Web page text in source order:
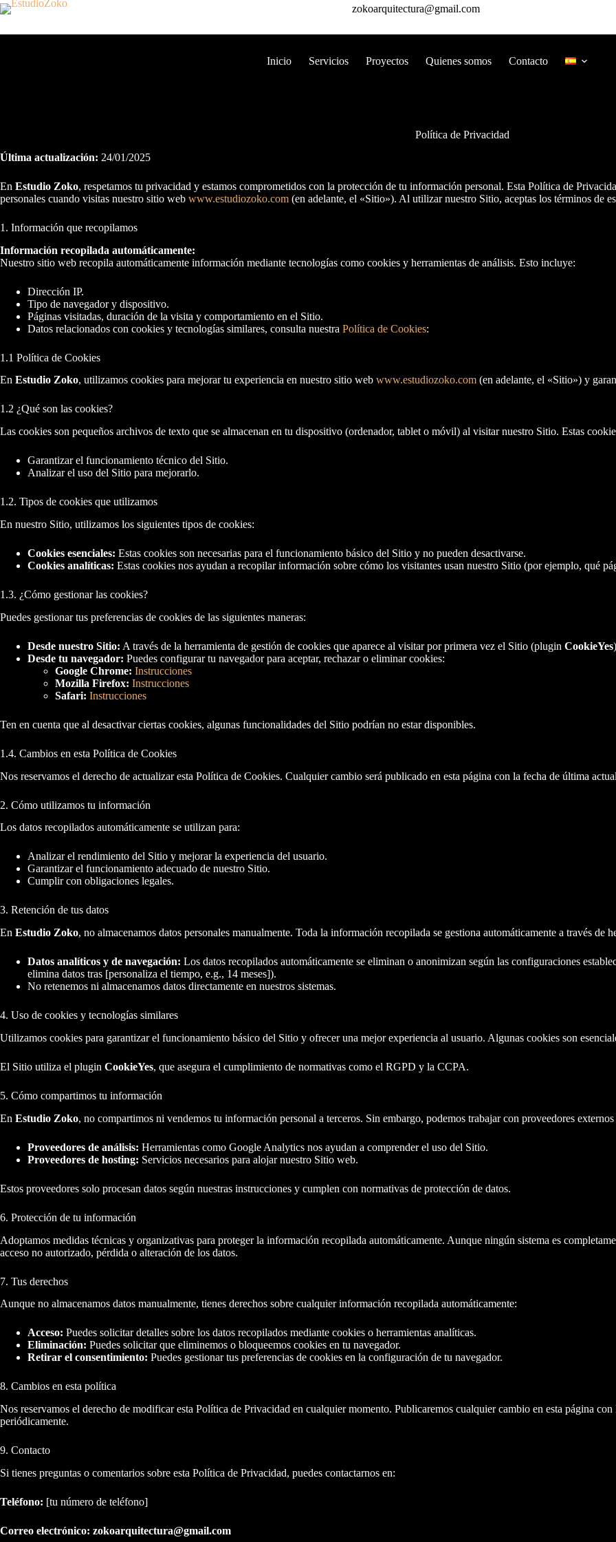
Saltar
al
zokoarquitectura@gmail.com
Inicio Servicios Proyectos Quienes somos Contacto
Política de Privacidad
Última actualización: 24/01/2025
En Estudio Zoko, respetamos tu privacidad y estamos comprometidos con la protección de tu información personal. Esta Política de
personales cuando visitas nuestro sitio web www.estudiozoko.com (en adelante, el «Sitio»). Al utilizar nuestro Sitio, aceptas los términos de
1. Información que recopilamos
Información recopilada automáticamente:
Nuestro sitio web recopila automáticamente información mediante tecnologías como cookies y herramientas de análisis. Esto incluye:
Dirección IP.
Tipo de navegador y dispositivo.
Páginas visitadas, duración de la visita y comportamiento en el Sitio.
Datos relacionados con cookies y tecnologías similares, consulta nuestra Política de Cookies:
1.1 Política de Cookies
En Estudio Zoko, utilizamos cookies para mejorar tu experiencia en nuestro sitio web www.estudiozoko.com (en adelante, el «Sitio») y
1.2 ¿Qué son las cookies?
Las cookies son pequeños archivos de texto que se almacenan en tu dispositivo (ordenador, tablet o móvil) al visitar nuestro Sitio. Estas
Garantizar el funcionamiento técnico del Sitio.
Analizar el uso del Sitio para mejorarlo.
1.2. Tipos de cookies que utilizamos
En nuestro Sitio, utilizamos los siguientes tipos de cookies:
Cookies esenciales: Estas cookies son necesarias para el funcionamiento básico del Sitio y no pueden desactivarse.
Cookies analíticas: Estas cookies nos ayudan a recopilar información sobre cómo los visitantes usan nuestro Sitio (por ejemplo, qué
1.3. ¿Cómo gestionar las cookies?
Puedes gestionar tus preferencias de cookies de las siguientes maneras:
Desde nuestro Sitio: A través de la herramienta de gestión de cookies que aparece al visitar por primera vez el Sitio (plugin CookieYes
Desde tu navegador: Puedes configurar tu navegador para aceptar, rechazar o eliminar cookies:
Google Chrome: Instrucciones
Mozilla Firefox: Instrucciones
Safari: Instrucciones
Ten en cuenta que al desactivar ciertas cookies, algunas funcionalidades del Sitio podrían no estar disponibles.
1.4. Cambios en esta Política de Cookies
Nos reservamos el derecho de actualizar esta Política de Cookies. Cualquier cambio será publicado en esta página con la fecha de última
2. Cómo utilizamos tu información
Los datos recopilados automáticamente se utilizan para:
Analizar el rendimiento del Sitio y mejorar la experiencia del usuario.
Garantizar el funcionamiento adecuado de nuestro Sitio.
Cumplir con obligaciones legales.
3. Retención de tus datos
En Estudio Zoko, no almacenamos datos personales manualmente. Toda la información recopilada se gestiona automáticamente a través de
Datos analíticos y de navegación: Los datos recopilados automáticamente se eliminan o anonimizan según las configuraciones
elimina datos tras [personaliza el tiempo, e.g., 14 meses]).
No retenemos ni almacenamos datos directamente en nuestros sistemas.
4. Uso de cookies y tecnologías similares
Utilizamos cookies para garantizar el funcionamiento básico del Sitio y ofrecer una mejor experiencia al usuario. Algunas cookies son
El Sitio utiliza el plugin CookieYes, que asegura el cumplimiento de normativas como el RGPD y la CCPA.
5. Cómo compartimos tu información
En Estudio Zoko, no compartimos ni vendemos tu información personal a terceros. Sin embargo, podemos trabajar con proveedores
Proveedores de análisis: Herramientas como Google Analytics nos ayudan a comprender el uso del Sitio.
Proveedores de hosting: Servicios necesarios para alojar nuestro Sitio web.
Estos proveedores solo procesan datos según nuestras instrucciones y cumplen con normativas de protección de datos.
6. Protección de tu información
Adoptamos medidas técnicas y organizativas para proteger la información recopilada automáticamente. Aunque ningún sistema es
acceso no autorizado, pérdida o alteración de los datos.
7. Tus derechos
Aunque no almacenamos datos manualmente, tienes derechos sobre cualquier información recopilada automáticamente:
Acceso: Puedes solicitar detalles sobre los datos recopilados mediante cookies o herramientas analíticas.
Eliminación: Puedes solicitar que eliminemos o bloqueemos cookies en tu navegador.
Retirar el consentimiento: Puedes gestionar tus preferencias de cookies en la configuración de tu navegador.
8. Cambios en esta política
Nos reservamos el derecho de modificar esta Política de Privacidad en cualquier momento. Publicaremos cualquier cambio en esta página
periódicamente.
9. Contacto
Si tienes preguntas o comentarios sobre esta Política de Privacidad, puedes contactarnos en:
Teléfono: [tu número de teléfono]
Correo electrónico: zokoarquitectura@gmail.com